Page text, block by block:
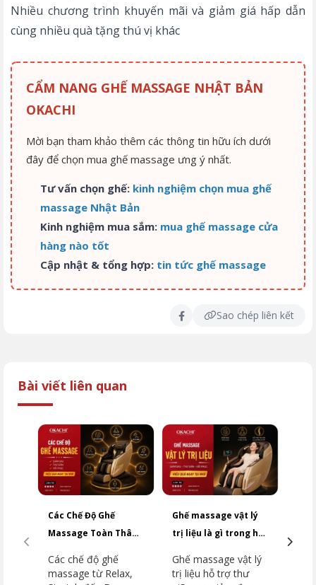
Nhiều chương trình khuyến mãi và giảm giá hấp dẫn
cùng nhiều quà tặng thú vị khác
CẨM NANG GHẾ MASSAGE NHẬT BẢN
OKACHI
Mời bạn tham khảo thêm các thông tin hữu ích dưới
đây để chọn mua ghế massage ưng ý nhất.
Tư vấn chọn ghế: kinh nghiệm chọn mua ghế
massage Nhật Bản
Kinh nghiệm mua sắm: mua ghế massage cửa
hàng nào tốt
Cập nhật & tổng hợp: tin tức ghế massage
Sao chép liên kết
Bài viết liên quan
Các Chế Độ Ghế
Massage Toàn Thân
Các chế độ ghế
massage từ Relax,
Ghế massage vật lý
trị liệu là gì trong hỗ
Ghế massage vật lý
trị liệu hỗ trợ thư